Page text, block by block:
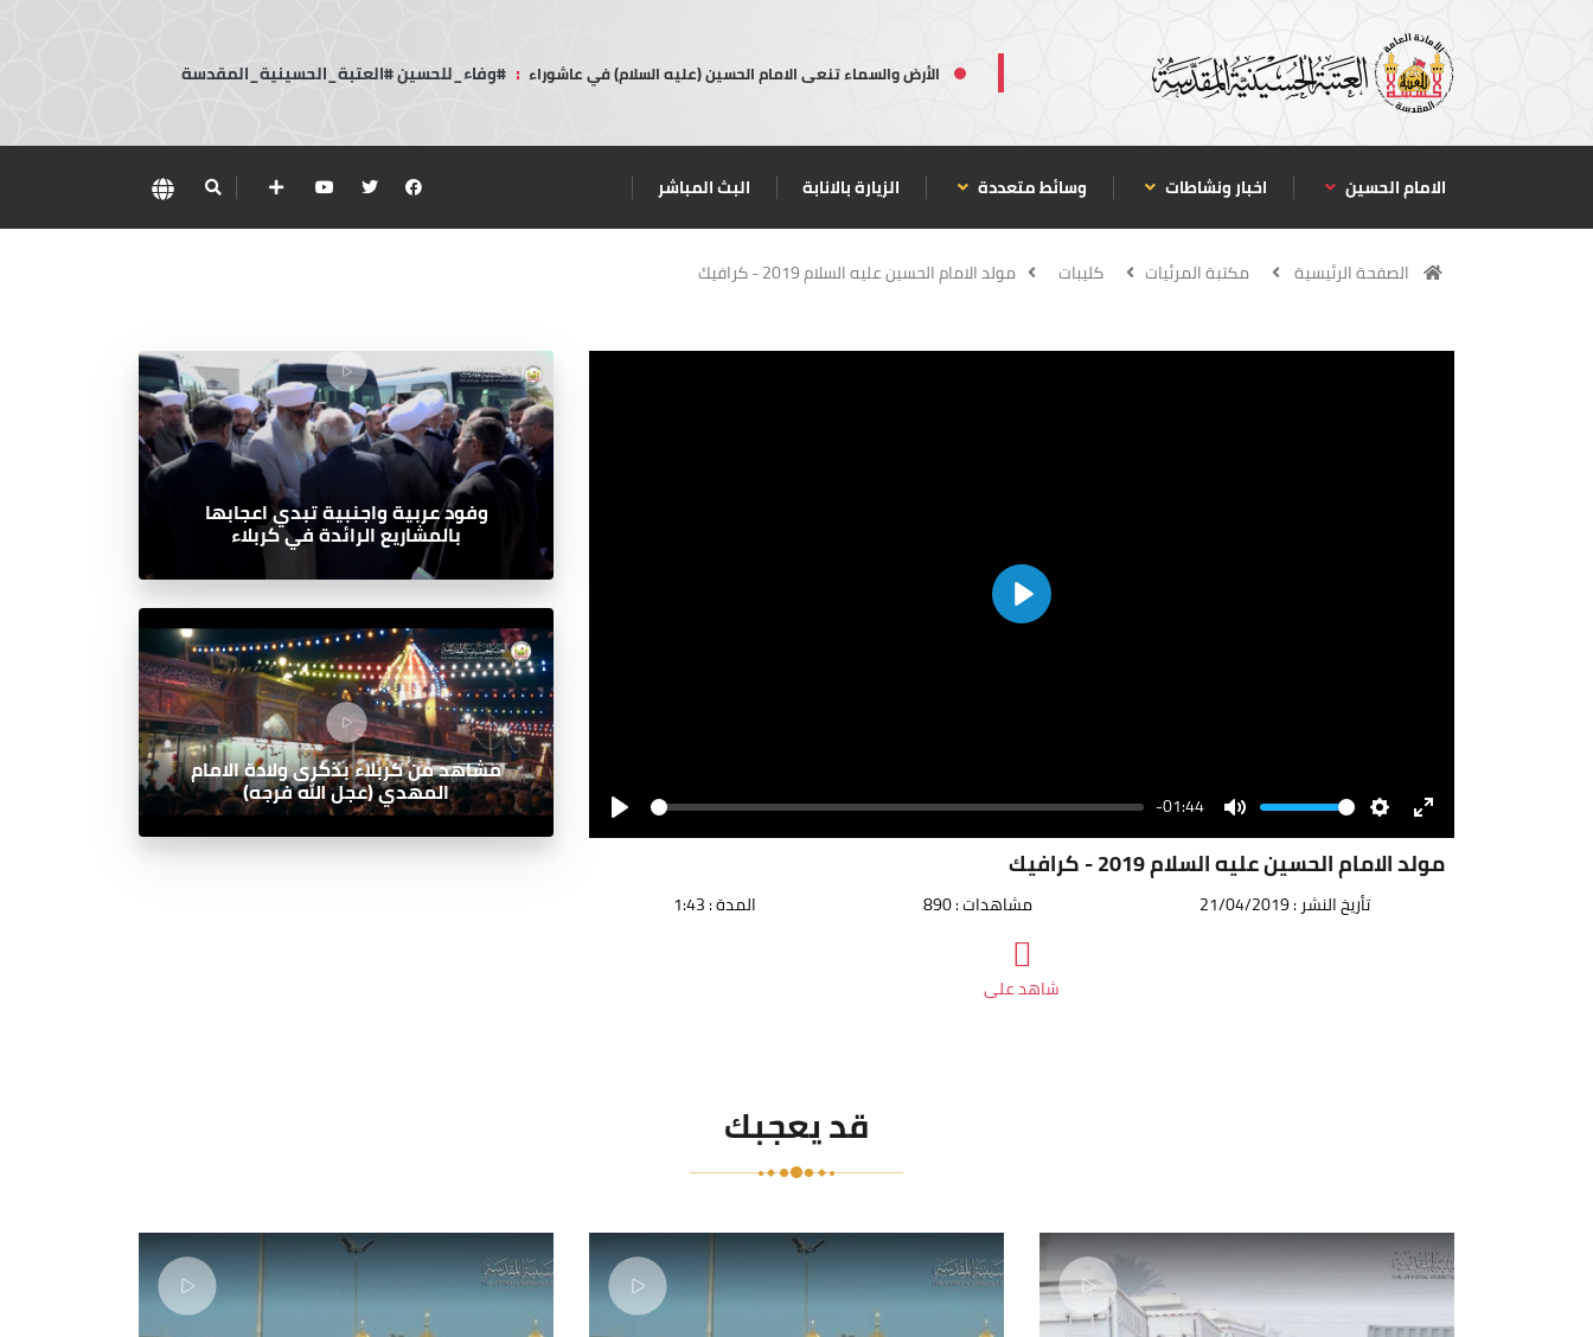
الأرض والسماء تنعى الامام الحسين (عليه السلام) في عاشوراء : #وفاء_للحسين #العتبة_الحسينية_المقدسة
الامام الحسين اخبار ونشاطات وسائط متعددة الزيارة بالانابة البث المباشر
الصفحة الرئيسية مكتبة المرئيات كليبات مولد الامام الحسين عليه السلام 2019 - كرافيك
Play
Play
Seek -01:44
Mute
Volume
SettingsEnter
fullscreenمولد الامام الحسين عليه السلام 2019 - كرافيك
تأريخ النشر : 21/04/2019 مشاهدات : 890 المدة : 1:43
شاهد على
وفود عربية واجنبية تبدي اعجابها
بالمشاريع الرائدة في كربلاء
مشاهد من كربلاء بذكرى ولادة الامام
المهدي (عجل الله فرجه)
قد يعجبك